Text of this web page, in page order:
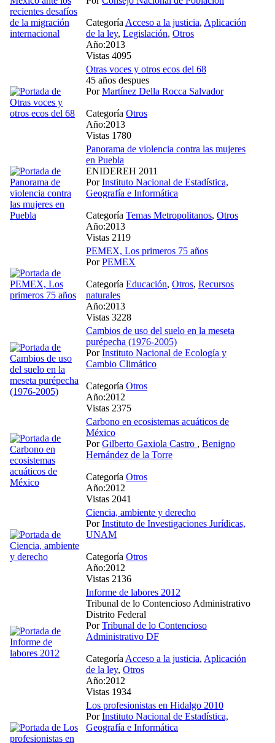
Categoría Acceso a la justicia, Aplicación
de la ley, Legislación, Otros
Año:2013
Vistas 4095
Otras voces y otros ecos del 68
45 años despues
PorMartínez Della Rocca Salvador
Categoría Otros
Año:2013
Vistas 1780
Panorama de violencia contra las mujeres
en Puebla
ENIDEREH 2011
PorInstituto Nacional de Estadística,
Geografía e Informática
Categoría Temas Metropolitanos, Otros
Año:2013
Vistas 2119
PEMEX, Los primeros 75 años
PorPEMEX
Categoría Educación, Otros, Recursos
naturales
Año:2013
Vistas 3228
Cambios de uso del suelo en la meseta
purépecha (1976-2005)
PorInstituto Nacional de Ecología y
Cambio Climático
Categoría Otros
Año:2012
Vistas 2375
Carbono en ecosistemas acuáticos de
México
PorGilberto Gaxiola Castro , Benigno
Hernández de la Torre
Categoría Otros
Año:2012
Vistas 2041
Ciencia, ambiente y derecho
PorInstituto de Investigaciones Jurídicas,
UNAM
Categoría Otros
Año:2012
Vistas 2136
Informe de labores 2012
Tribunal de lo Contencioso Administrativo
Distrito Federal
PorTribunal de lo Contencioso
Administrativo DF
Categoría Acceso a la justicia, Aplicación
de la ley, Otros
Año:2012
Vistas 1934
Los profesionistas en Hidalgo 2010
PorInstituto Nacional de Estadística,
Geografía e Informática